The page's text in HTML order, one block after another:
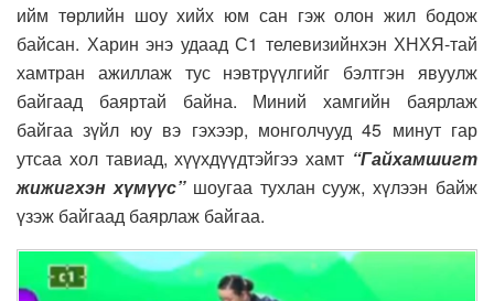
ийм төрлийн шоу хийх юм сан гэж олон жил бодож
байсан. Харин энэ удаад С1 телевизийнхэн ХНХЯ-тай
хамтран ажиллаж тус нэвтрүүлгийг бэлтгэн явуулж
байгаад баяртай байна. Миний хамгийн баярлаж
байгаа зүйл юу вэ гэхээр, монголчууд 45 минут гар
утсаа хол тавиад, хүүхдүүдтэйгээ хамт “Гайхамшигт
жижигхэн хүмүүс” шоугаа тухлан сууж, хүлээн байж
үзэж байгаад баярлаж байгаа.